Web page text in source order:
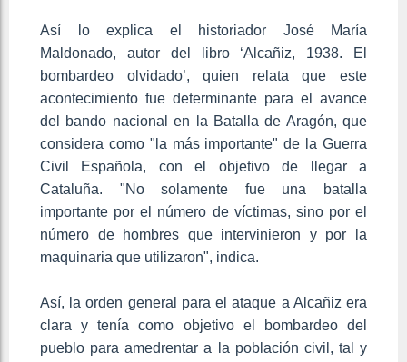
Así lo explica el historiador José María
Maldonado, autor del libro ‘Alcañiz, 1938. El
bombardeo olvidado’, quien relata que este
acontecimiento fue determinante para el avance
del bando nacional en la Batalla de Aragón, que
considera como "la más importante" de la Guerra
Civil Española, con el objetivo de llegar a
Cataluña. "No solamente fue una batalla
importante por el número de víctimas, sino por el
número de hombres que intervinieron y por la
maquinaria que utilizaron", indica.
Así, la orden general para el ataque a Alcañiz era
clara y tenía como objetivo el bombardeo del
pueblo para amedrentar a la población civil, tal y